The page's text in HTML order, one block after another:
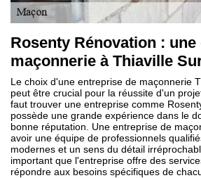
Rosenty Rénovation :
maçonnerie à Thiaville
Le choix d'une entreprise de maçonnerie
peut être crucial pour la réussite d'un
faut trouver une entreprise comme
possède une grande expérience dans le
bonne réputation. Une entreprise de
avoir une équipe de professionnels
modernes et un sens du détail
important que l'entreprise offre des
répondre aux besoins spécifiques de